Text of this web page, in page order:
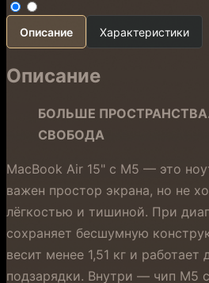
Описание Характеристики
Описание
БОЛЬШЕ
СВОБОДА
MacBook Air 15" с M5 — это
важен простор экрана, но не
лёгкостью и тишиной. При
сохраняет бесшумную
весит менее 1,51 кг и работает
подзарядки. Внутри — чип M5